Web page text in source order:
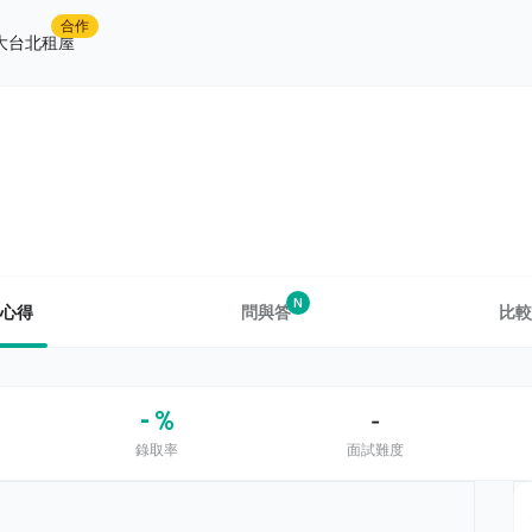
台北租屋
合作
得 問與答N 比
- %
錄取率
-
面試難度